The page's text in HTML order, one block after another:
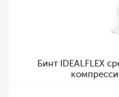
Бинт IDEALFLEX